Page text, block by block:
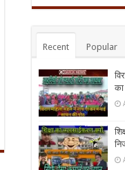
Recent Popular